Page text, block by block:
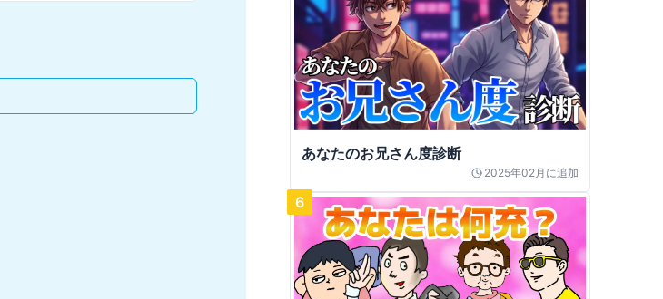
あなたのお兄さん度診断
2025年02月 に追加
6